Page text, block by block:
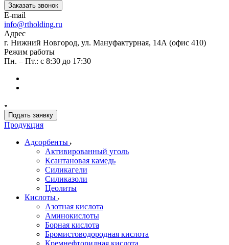
Заказать звонок
E-mail
info@rtholding.ru
Адрес
г. Нижний Новгород, ул. Мануфактурная, 14А (офис 410)
Режим работы
Пн. – Пт.: с 8:30 до 17:30
Подать заявку
Продукция
Адсорбенты
Активированный уголь
Ксантановая камедь
Силикагели
Силиказоли
Цеолиты
Кислоты
Азотная кислота
Аминокислоты
Борная кислота
Бромистоводородная кислота
Кремнефторидная кислота